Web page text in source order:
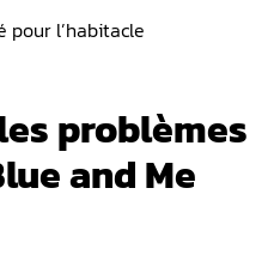
pour l’habitacle
problèmes
and Me